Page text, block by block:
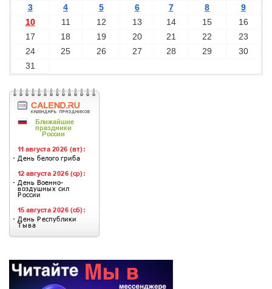
3
4 5 6 7 8
9
10
11 12 13 14 15
16
17
18 19 20 21 22
23
24
25 26 27 28 29
30
31